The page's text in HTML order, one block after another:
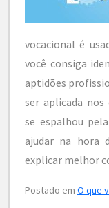
vocacional é
você consiga
aptidões
ser aplicada
se espalhou
ajudar na hora
explicar melhor
Postado em O que